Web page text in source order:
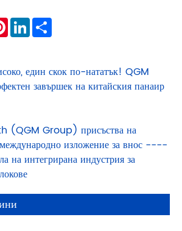
PinterestLinkedIn
един скок по-нататък! QGM
завършек на китайския панаир
(QGM Group) присъства на
изложение за внос ----
на интегрирана индустрия за